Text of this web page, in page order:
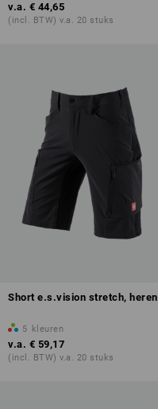
v.a. € 44,65
(incl. BTW) v.a. 20 stuks
Short e.s.vision stretch, heren
5 kleuren
v.a. € 59,17
(incl. BTW) v.a. 20 stuks